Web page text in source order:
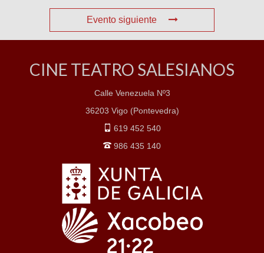
Evento siguiente
CINE TEATRO SALESIANOS
Calle Venezuela Nº3
36203 Vigo (Pontevedra)
619 452 540
986 435 140